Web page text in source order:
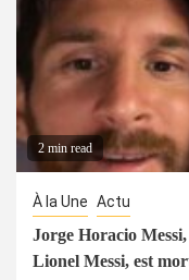
2 min read
À la Une Actu
Jorge Horacio
Lionel Messi, est